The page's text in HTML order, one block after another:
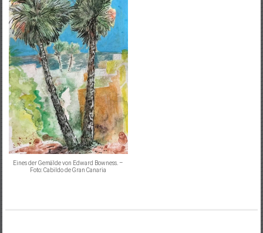
Eines der Gemälde von Edward Bowness. –
Foto: Cabildo de Gran Canaria